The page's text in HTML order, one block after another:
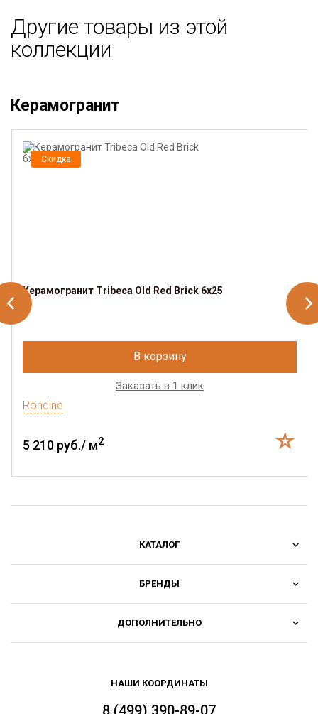
Другие товары из этой
коллекции
Керамогранит
Скидка
Керамогранит Tribeca Old Red Brick 6x25
В корзину
Заказать в 1 клик
Rondine
5 210 руб./ м2
КАТАЛОГ
БРЕНДЫ
ДОПОЛНИТЕЛЬНО
НАШИ КООРДИНАТЫ
8 (499) 390-89-07